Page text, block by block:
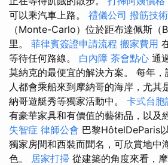
可以乘汽車上路。 禮儀公司 撥筋技
（Monte-Carlo）位於距布達佩斯
里。 菲律賓簽證申請流程 搬家費用
等待任何路線。 白內障 茶會點心 通
莫納克的最便宜的解決方案。 每年
人都會乘船來到摩納哥的海岸，尤其
納哥遊艇秀等獨家活動中。 卡式台胞
有豪華家具和有價值的藝術品，以及
失智症 律師公會 巴黎HôtelDeParis
獨家房間和西裝而聞名，可欣賞地中
色。 居家打掃 從建築的角度來看，